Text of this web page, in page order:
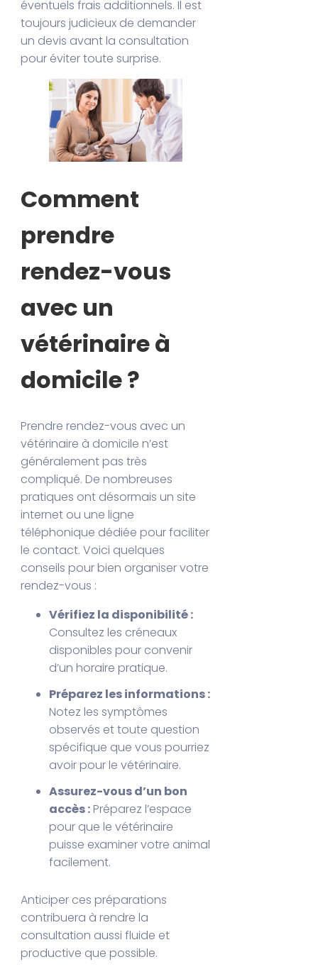
éventuels frais additionnels. Il est
toujours judicieux de demander
un devis avant la consultation
pour éviter toute surprise.
Comment
prendre
rendez-vous
avec un
vétérinaire à
domicile ?
Prendre rendez-vous avec un
vétérinaire à domicile n’est
généralement pas très
compliqué. De nombreuses
pratiques ont désormais un site
internet ou une ligne
téléphonique dédiée pour faciliter
le contact. Voici quelques
conseils pour bien organiser votre
rendez-vous :
Vérifiez la disponibilité :
Consultez les créneaux
disponibles pour convenir
d’un horaire pratique.
Préparez les informations :
Notez les symptômes
observés et toute question
spécifique que vous pourriez
avoir pour le vétérinaire.
Assurez-vous d’un bon
accès : Préparez l’espace
pour que le vétérinaire
puisse examiner votre animal
facilement.
Anticiper ces préparations
contribuera à rendre la
consultation aussi fluide et
productive que possible.